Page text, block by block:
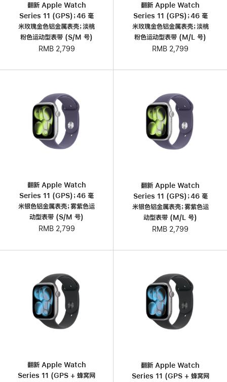
翻新 Apple Watch
Series 11 (GPS)；46 毫
米玫瑰金色铝金属表壳；淡桃
粉色运动型表带 (S/M 号)
RMB 2,799
翻新 Apple Watch
Series 11 (GPS)；46 毫
米玫瑰金色铝金属表壳；淡桃
粉色运动型表带 (M/L 号)
RMB 2,799
翻新 Apple Watch
Series 11 (GPS)；46 毫
米银色铝金属表壳；雾紫色运
动型表带 (S/M 号)
RMB 2,799
翻新 Apple Watch
Series 11 (GPS)；46 毫
米银色铝金属表壳；雾紫色运
动型表带 (M/L 号)
RMB 2,799
翻新 Apple Watch
Series 11 (GPS + 蜂窝网
翻新 Apple Watch
Series 11 (GPS + 蜂窝网